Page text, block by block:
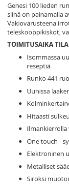
Genesi 100 lieden
siinä on painamalla
Vakiovarusteena
teleskooppikiskot,
TOIMITUSAIKA
Isommassa
reseptiä
Runko 441
Uunissa
Hitaasti
One touch -
Elektroninen
Metalliset
Siroksi